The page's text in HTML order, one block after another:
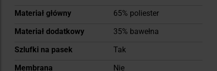
Materiał główny
65% poliester
Materiał dodatkowy
35% bawełna
Szlufki na pasek
Tak
Membrana
Nie